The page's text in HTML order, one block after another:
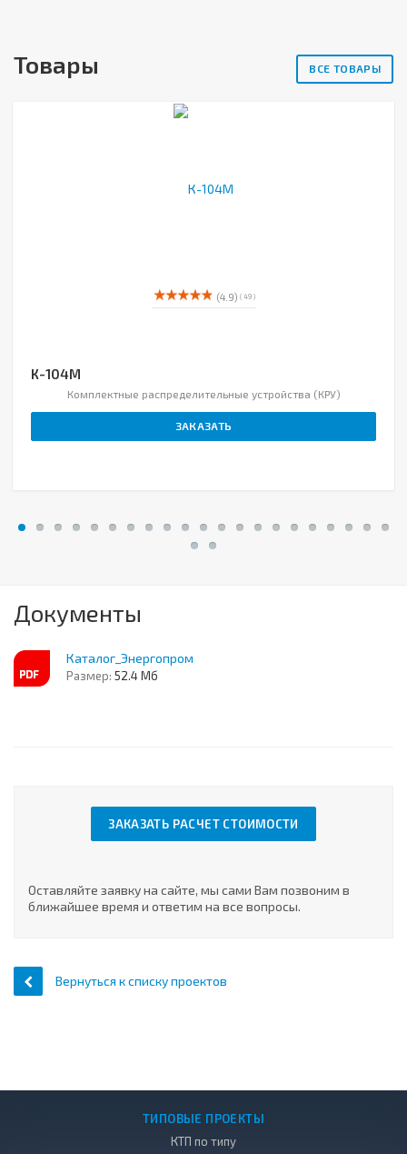
Товары ВСЕ ТОВАРЫ
(4.9) ( 49 )
К-104М
Комплектные распределительные устройства (КРУ)
ЗАКАЗАТЬ
Документы
Каталог_Энергопром
Размер: 52.4 Мб
ЗАКАЗАТЬ РАСЧЕТ СТОИМОСТИ
Оставляйте заявку на сайте, мы сами Вам позвоним в
ближайшее время и ответим на все вопросы.
Вернуться к списку проектов
ТИПОВЫЕ ПРОЕКТЫ
КТП по типу